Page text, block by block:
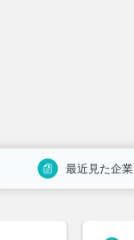
最近見た企業